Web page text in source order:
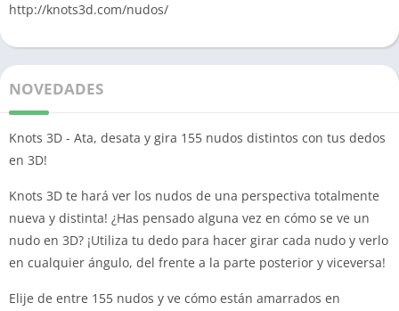
http://knots3d.com/nudos/
NOVEDADES
Knots 3D - Ata, desata y gira 155 nudos distintos con tus dedos
en 3D!
Knots 3D te hará ver los nudos de una perspectiva totalmente
nueva y distinta! ¿Has pensado alguna vez en cómo se ve un
nudo en 3D? ¡Utiliza tu dedo para hacer girar cada nudo y verlo
en cualquier ángulo, del frente a la parte posterior y viceversa!
Elije de entre 155 nudos y ve cómo están amarrados en